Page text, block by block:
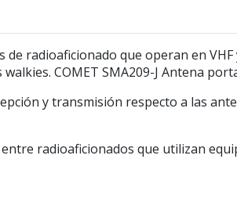
radioaficionado que operan en VHF
COMET SMA209-J Antena
y transmisión respecto a las
radioaficionados que utilizan